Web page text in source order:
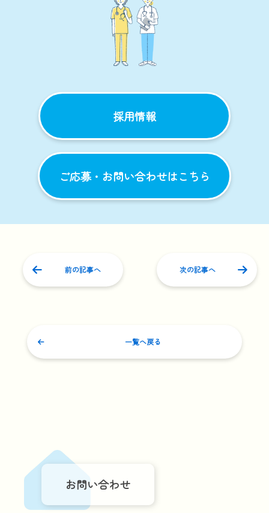
採用情報
ご応募・お問い合わせはこちら
前の記事へ 次の記事へ
一覧へ戻る
お問い合わせ